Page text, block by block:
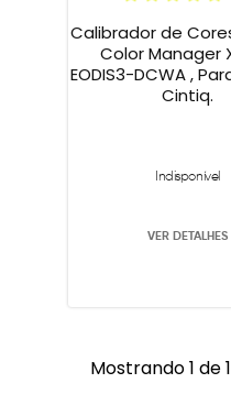
Calibrador de
Color Manager
EODIS3-DCWA ,
Cintiq.
Indisponível
VER DETALHES
Mostrando 1 de